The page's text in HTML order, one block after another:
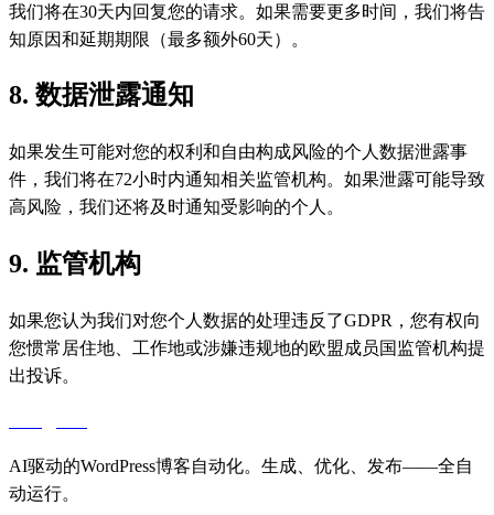
我们将在30天内回复您的请求。如果需要更多时间，我们将告
知原因和延期期限（最多额外60天）。
8. 数据泄露通知
如果发生可能对您的权利和自由构成风险的个人数据泄露事
件，我们将在72小时内通知相关监管机构。如果泄露可能导致
高风险，我们还将及时通知受影响的个人。
9. 监管机构
如果您认为我们对您个人数据的处理违反了GDPR，您有权向
您惯常居住地、工作地或涉嫌违规地的欧盟成员国监管机构提
出投诉。
AI驱动的WordPress博客自动化。生成、优化、发布——全自
动运行。